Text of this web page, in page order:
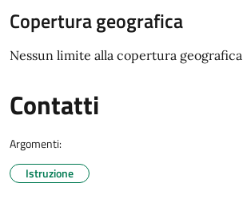
Copertura geografica
Nessun limite alla copertura geografica
Contatti
Argomenti:
Istruzione